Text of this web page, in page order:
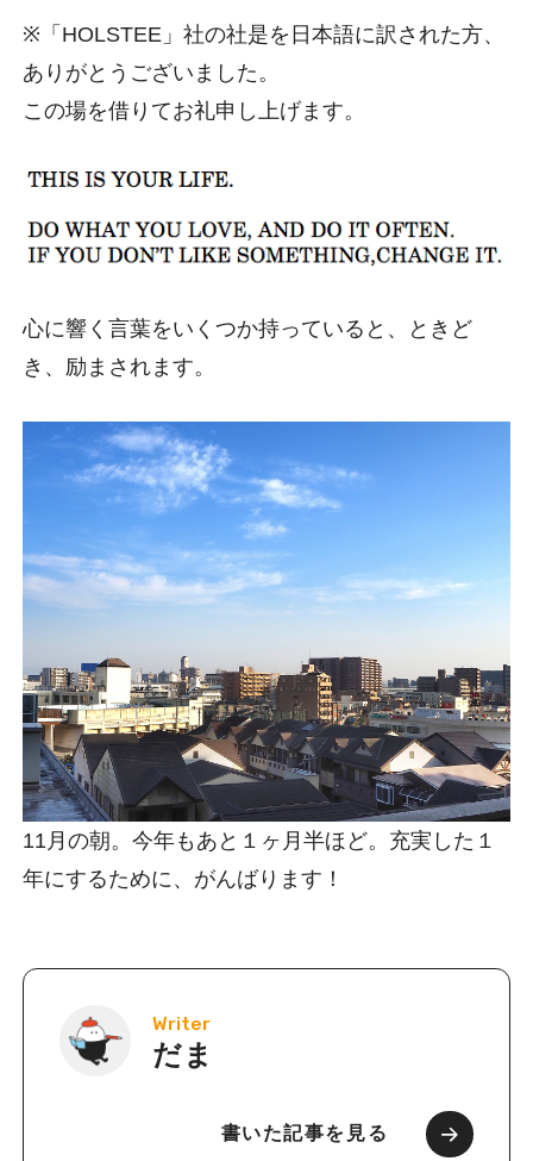
※「HOLSTEE」社の社是を日本語に訳された方、
ありがとうございました。
この場を借りてお礼申し上げます。
心に響く言葉をいくつか持っていると、ときど
き、励まされます。
11月の朝。今年もあと１ヶ月半ほど。充実した１
年にするために、がんばります！
Writer
だま
書いた記事を見る